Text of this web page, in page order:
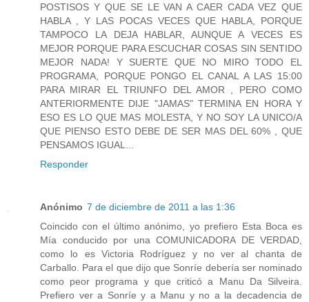
POSTISOS Y QUE SE LE VAN A CAER CADA VEZ QUE
HABLA , Y LAS POCAS VECES QUE HABLA, PORQUE
TAMPOCO LA DEJA HABLAR, AUNQUE A VECES ES
MEJOR PORQUE PARA ESCUCHAR COSAS SIN SENTIDO
MEJOR NADA! Y SUERTE QUE NO MIRO TODO EL
PROGRAMA, PORQUE PONGO EL CANAL A LAS 15:00
PARA MIRAR EL TRIUNFO DEL AMOR , PERO COMO
ANTERIORMENTE DIJE "JAMAS" TERMINA EN HORA Y
ESO ES LO QUE MAS MOLESTA, Y NO SOY LA UNICO/A
QUE PIENSO ESTO DEBE DE SER MAS DEL 60% , QUE
PENSAMOS IGUAL...
Responder
Anónimo 7 de diciembre de 2011 a las 1:36
Coincido con el último anónimo, yo prefiero Esta Boca es
Mía conducido por una COMUNICADORA DE VERDAD,
como lo es Victoria Rodríguez y no ver al chanta de
Carballo. Para el que dijo que Sonríe debería ser nominado
como peor programa y que criticó a Manu Da Silveira.
Prefiero ver a Sonríe y a Manu y no a la decadencia de